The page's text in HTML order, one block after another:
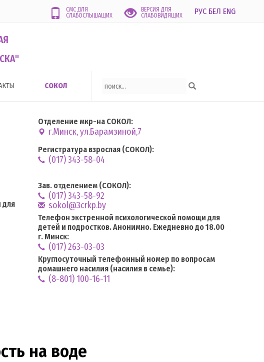
СМС ДЛЯ
СЛАБОСЛЫШАЩИХ
ВЕРСИЯ ДЛЯ
СЛАБОВИДЯЩИХ
РУС БЕЛ ENG
СОКОЛ
для
Отделение мкр-на СОКОЛ:
г.Минск, ул.Барамзиной,7
Регистратура взрослая (СОКОЛ):
(017) 343-58-04
Зав. отделением (СОКОЛ):
(017) 343-58-92
sokol@3crkp.by
Телефон экстренной психологической помощи для
детей и подростков. Анонимно. Ежедневно до 18.00
г. Минск:
(017) 263-03-03
Круглосуточный телефонный номер по вопросам
домашнего насилия (насилия в семье):
(8-801) 100-16-11
на воде